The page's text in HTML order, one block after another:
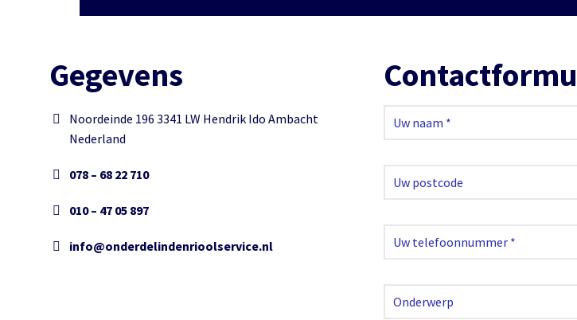
Gegevens
Noordeinde 196 3341 LW Hendrik Ido Ambacht
Nederland
078 – 68 22 710
010 – 47 05 897
info@onderdelindenrioolservice.nl